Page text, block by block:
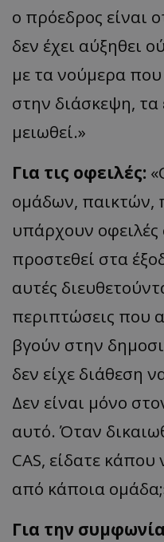
ο πρόεδρος είναι
δεν έχει αύξηθει
με τα νούμερα
στην διάσκεψη, τα
μειωθεί.»
Για τις οφειλές:
ομάδων,
υπάρχουν
προστεθεί στα
αυτές
περιπτώσεις που
βγούν στην
δεν είχε διάθεση
Δεν είναι μόνο
αυτό. Όταν
CAS, είδατε
από κάποια
Για την συμφωνία